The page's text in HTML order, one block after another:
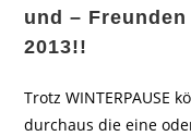
und –
2013!!
Trotz WINTERPAUSE
durchaus die eine